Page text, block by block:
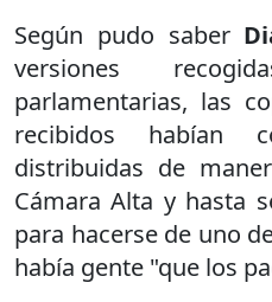
Según pudo saber
versiones
parlamentarias, las
recibidos habían
distribuidas de
Cámara Alta y hasta
para hacerse de uno
había gente "que los